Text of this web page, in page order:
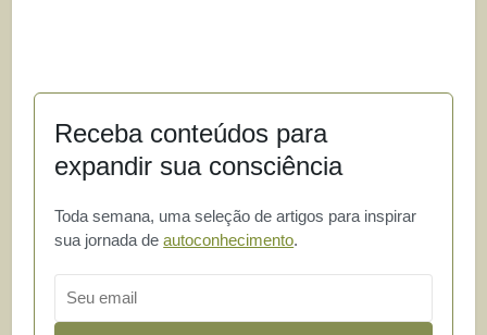
Receba conteúdos para
expandir sua consciência
Toda semana, uma seleção de artigos para inspirar
sua jornada deautoconhecimento.